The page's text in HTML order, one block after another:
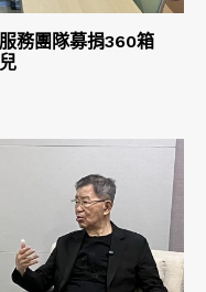
務團隊募捐360箱